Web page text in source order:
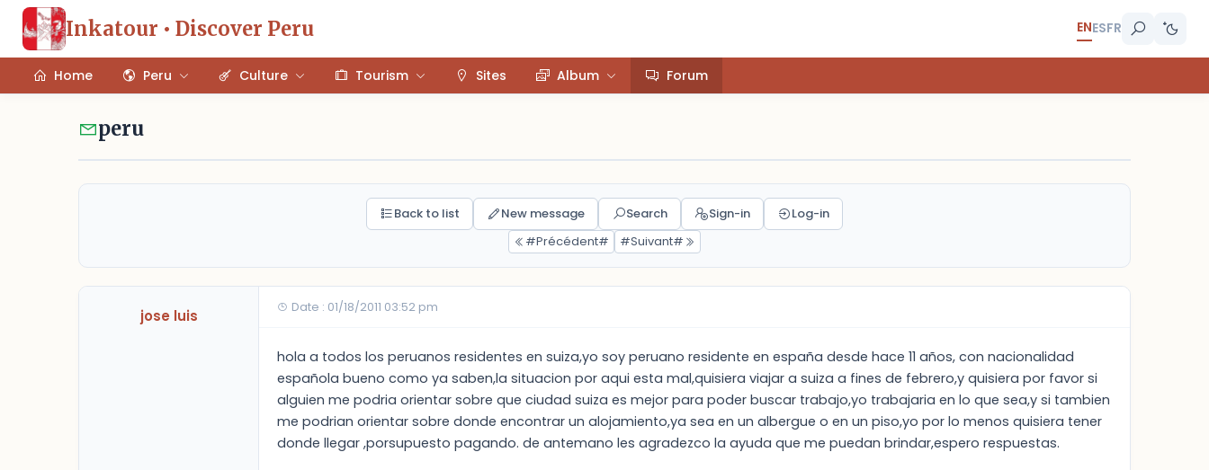
Inkatour • Discover Peru ENESFR
Home Peru Culture Tourism Sites Album Forum
peru
Back to list New message Search Sign-in
Log-in
#Précédent#
#Suivant#
jose luis Date : 01/18/2011 03:52 pm
hola a todos los peruanos residentes en suiza,yo soy peruano residente en españa desde hace 11 años, con nacionalidad
española bueno como ya saben,la situacion por aqui esta mal,quisiera viajar a suiza a fines de febrero,y quisiera por favor si
alguien me podria orientar sobre que ciudad suiza es mejor para poder buscar trabajo,yo trabajaria en lo que sea,y si tambien
me podrian orientar sobre donde encontrar un alojamiento,ya sea en un albergue o en un piso,yo por lo menos quisiera tener
donde llegar ,porsupuesto pagando. de antemano les agradezco la ayuda que me puedan brindar,espero respuestas.